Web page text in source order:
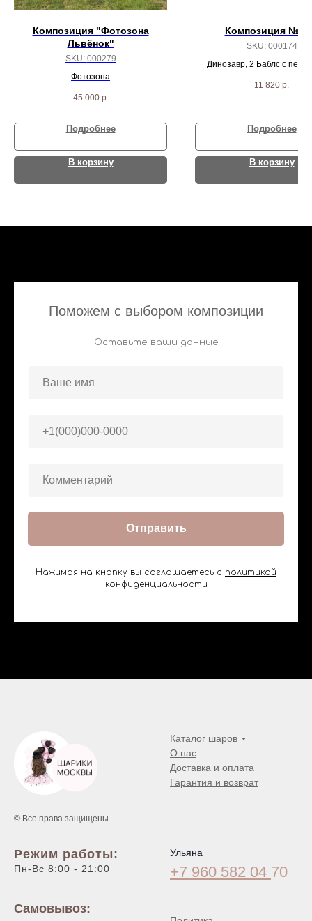
Композиция "Фотозона
Львёнок"
SKU: 000279
Фотозона
45 000 р.
Подробнее
В корзину
Композиция №
SKU: 000174
Динозавр, 2 Баблс с
11 820 р.
Подробнее
В корзину
Поможем с выбором композиции
Оставьте ваши данные
Отправить
Нажимая на кнопку вы соглашаетесь с политикой
конфиденциальности
© Все права защищены
Каталог шаров
О нас
Доставка и оплата
Гарантия и возврат
Режим работы:
Пн-Вс 8:00 - 21:00
Самовывоз:
Ульяна
+7 960 582 04 70